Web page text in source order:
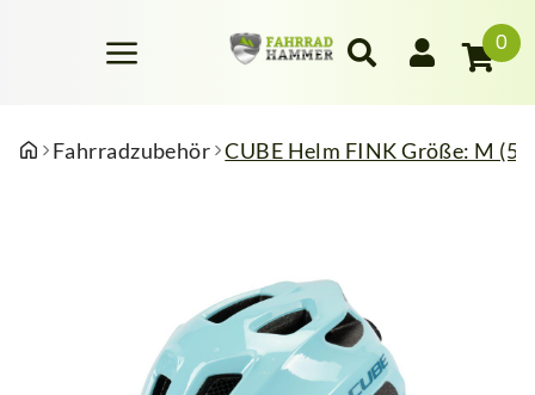
0
Fahrradzubehör CUBE Helm FINK Größe: M